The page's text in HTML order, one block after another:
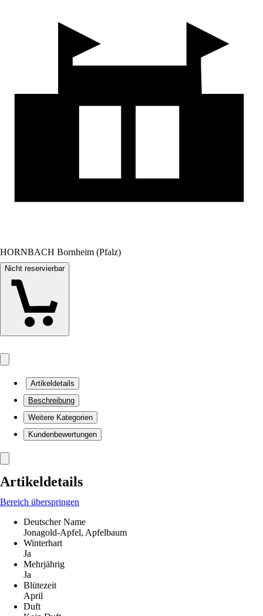
HORNBACH Bornheim (Pfalz)
Nicht reservierbar
Artikeldetails
Beschreibung
Weitere Kategorien
Kundenbewertungen
Artikeldetails
Bereich überspringen
Deutscher Name
Jonagold-Apfel, Apfelbaum
Winterhart
Ja
Mehrjährig
Ja
Blütezeit
April
Duft